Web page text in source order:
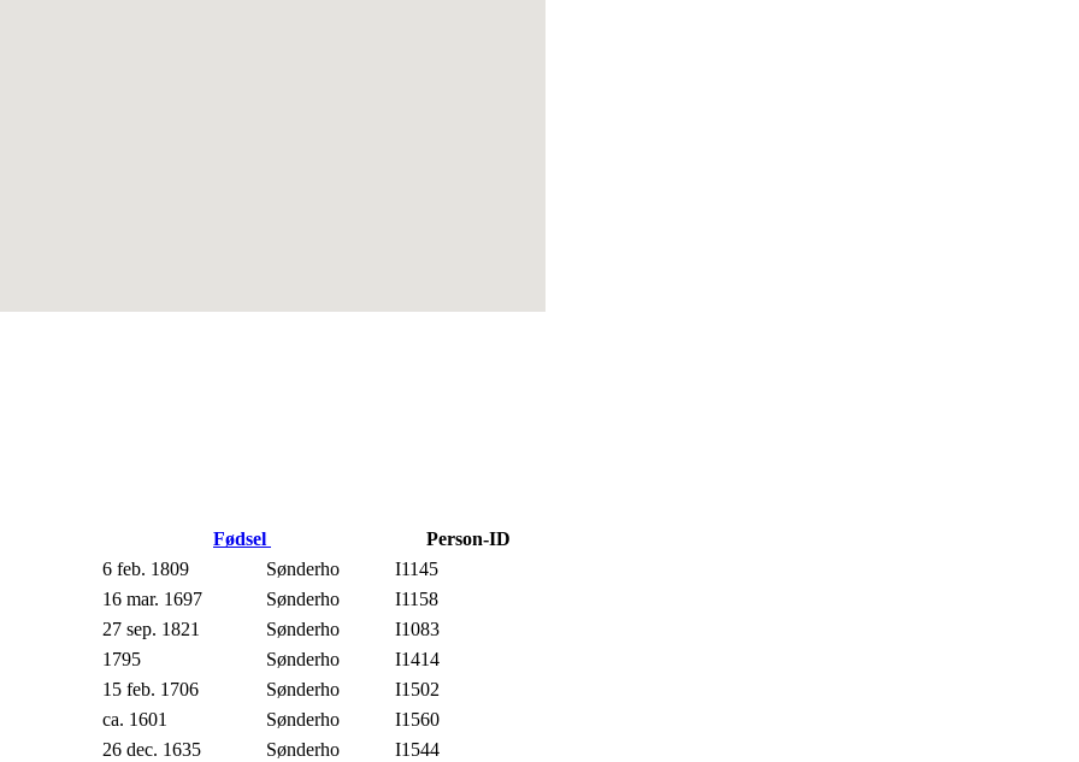
Fødsel
Person-ID
6 feb. 1809 Sønderho
I1145
16 mar. 1697 Sønderho
I1158
27 sep. 1821 Sønderho
I1083
1795 Sønderho
I1414
15 feb. 1706 Sønderho
I1502
ca. 1601 Sønderho
I1560
26 dec. 1635 Sønderho
I1544